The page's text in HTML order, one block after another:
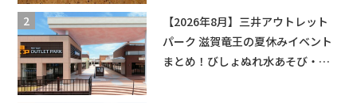
【2026年8月】三井アウトレット
パーク 滋賀竜王の夏休みイベント
まとめ！びしょぬれ水あそび・激